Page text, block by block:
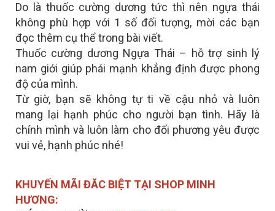
Do là thuốc cường dương tức thì nên ngựa thái
không phù hợp với 1 số đối tượng, mời các bạn
đọc thêm cụ thể trong bài viết.
Thuốc cường dương Ngựa Thái – hỗ trợ sinh lý
nam giới giúp phái mạnh khẳng định được phong
độ của mình.
Từ giờ, bạn sẽ không tự ti về cậu nhỏ và luôn
mang lại hạnh phúc cho người bạn tình. Hãy là
chính mình và luôn làm cho đối phương yêu được
vui vẻ, hạnh phúc nhé!
KHUYẾN MÃI ĐĂC BIỆT TẠI SHOP MINH
HƯƠNG: